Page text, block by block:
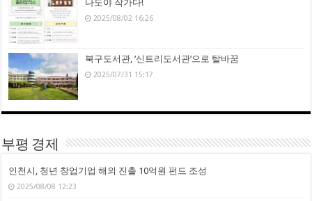
나도야 작가다!
2025/08/02 16:26
북구도서관, ‘신트리도서관’으로 탈바꿈
2025/07/31 15:17
부평 경제
인천시, 청년 창업기업 해외 진출 10억원 펀드 조성
2025/08/08 12:23